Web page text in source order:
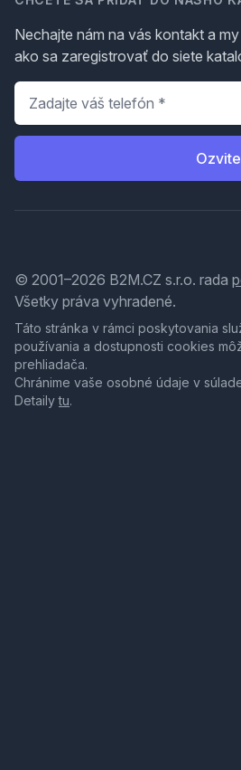
Nechajte nám na vás kontakt a
ako sa zaregistrovať do siete
Telefón
© 2001–2026 B2M.CZ s.r.o. rada
Všetky práva vyhradené.
Táto stránka v rámci poskytovania
používania a dostupnosti cookies
prehliadača.
Chránime vaše osobné údaje v
Detailytu.